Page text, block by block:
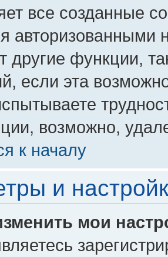
все созданные
авторизованными
другие функции,
если эта
возможно,
к началу
и
мои